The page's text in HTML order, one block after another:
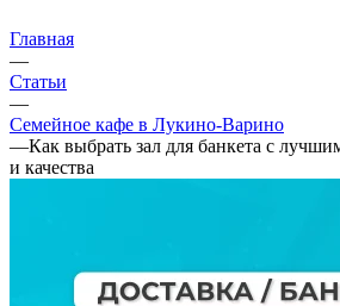
Главная
—
Статьи
—
Семейное кафе в Лукино-Варино
—Как выбрать зал для банкета с
и качества